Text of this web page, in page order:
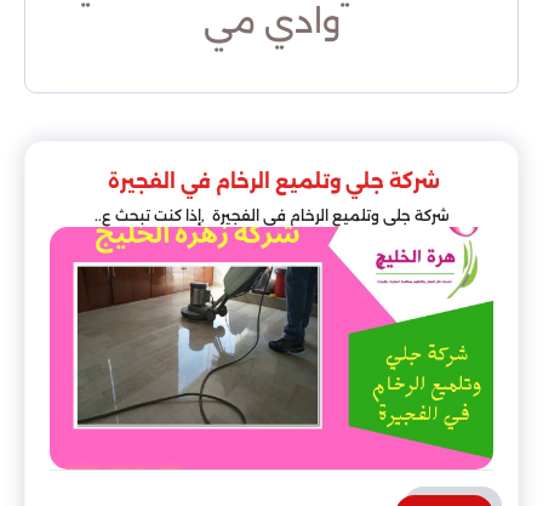
وادي مي
شركة جلي وتلميع الرخام في الفجيرة
شركة جلي وتلميع الرخام في الفجيرة ,إذا كنت تبحث ع..